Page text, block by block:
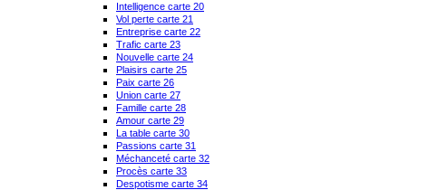
Intelligence carte 20
Vol perte carte 21
Entreprise carte 22
Trafic carte 23
Nouvelle carte 24
Plaisirs carte 25
Paix carte 26
Union carte 27
Famille carte 28
Amour carte 29
La table carte 30
Passions carte 31
Méchanceté carte 32
Procès carte 33
Despotisme carte 34